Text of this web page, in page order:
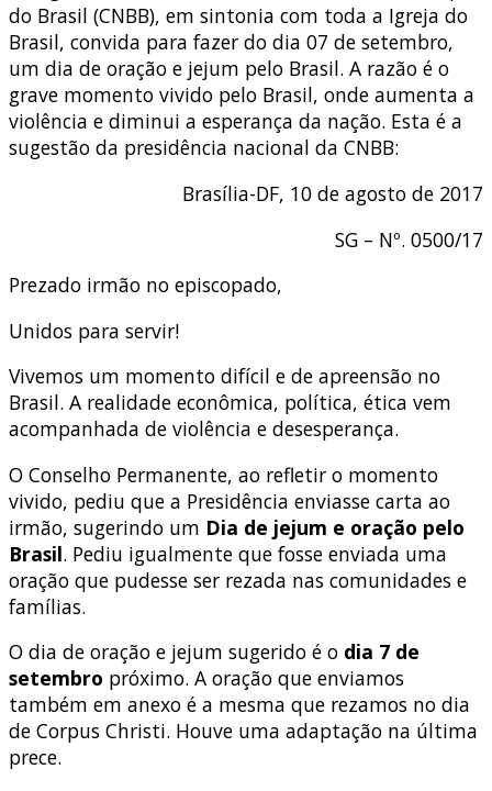
do Brasil (CNBB), em sintonia com toda a Igreja do
Brasil, convida para fazer do dia 07 de setembro,
um dia de oração e jejum pelo Brasil. A razão é o
grave momento vivido pelo Brasil, onde aumenta a
violência e diminui a esperança da nação. Esta é a
sugestão da presidência nacional da CNBB:
Brasília-DF, 10 de agosto de 2017
SG – Nº. 0500/17
Prezado irmão no episcopado,
Unidos para servir!
Vivemos um momento difícil e de apreensão no
Brasil. A realidade econômica, política, ética vem
acompanhada de violência e desesperança.
O Conselho Permanente, ao refletir o momento
vivido, pediu que a Presidência enviasse carta ao
irmão, sugerindo um Dia de jejum e oração pelo
Brasil. Pediu igualmente que fosse enviada uma
oração que pudesse ser rezada nas comunidades e
famílias.
O dia de oração e jejum sugerido é o dia 7 de
setembro próximo. A oração que enviamos
também em anexo é a mesma que rezamos no dia
de Corpus Christi. Houve uma adaptação na última
prece.